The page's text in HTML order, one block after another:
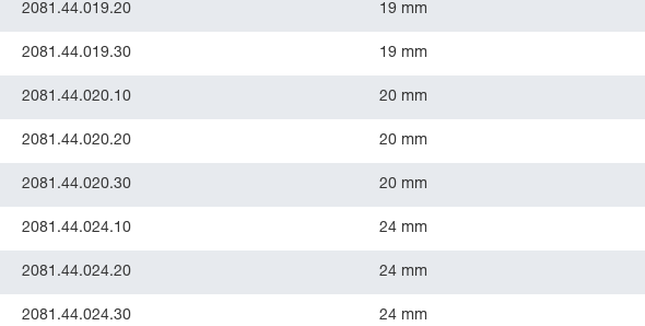
2081.44.019.20 19 mm
2081.44.019.30 19 mm
2081.44.020.10 20 mm
2081.44.020.20 20 mm
2081.44.020.30 20 mm
2081.44.024.10 24 mm
2081.44.024.20 24 mm
2081.44.024.30 24 mm